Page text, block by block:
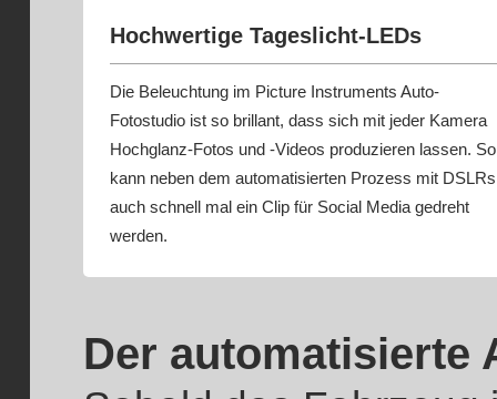
Hochwertige Tageslicht-LEDs
Die Beleuchtung im Picture Instruments Auto-
Fotostudio ist so brillant, dass sich mit jeder Kamera
Hochglanz-Fotos und -Videos produzieren lassen. So
kann neben dem automatisierten Prozess mit DSLRs
auch schnell mal ein Clip für Social Media gedreht
werden.
Der automatisierte